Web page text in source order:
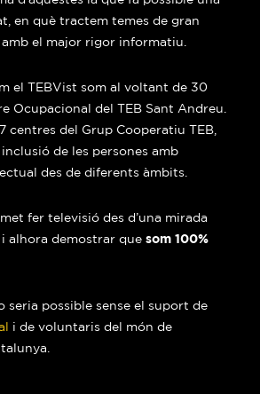
en què tractem temes de gran
el major rigor informatiu.
el TEBVist som al voltant de 30
Ocupacional del TEB Sant Andreu.
centres del Grup Cooperatiu TEB,
de les persones amb
des de diferents àmbits.
fer televisió des d’una mirada
alhora demostrar que som 100%
seria possible sense el suport de
i de voluntaris del món de